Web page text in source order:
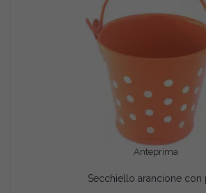
Anteprima
Secchiello arancione con